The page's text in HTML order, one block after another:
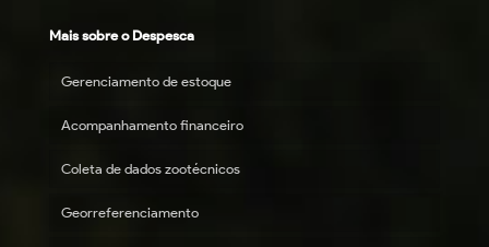
Mais sobre o Despesca
Gerenciamento de estoque
Acompanhamento financeiro
Coleta de dados zootécnicos
Georreferenciamento